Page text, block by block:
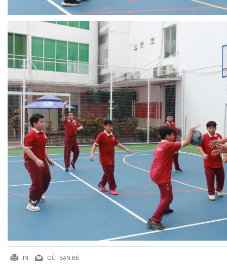
IN GỬI BẠN BÈ